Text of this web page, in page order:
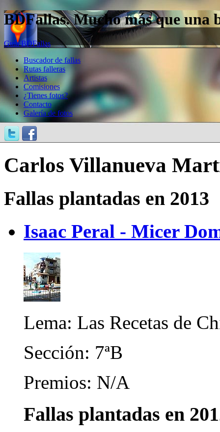
BDFallas. Mucho más que una
Guía BDFallas
Buscador de fallas
Rutas falleras
Artistas
Comisiones
¿Tienes fotos?
Contacto
Galería de fotos
Carlos Villanueva
Fallas plantadas en 2013
Isaac Peral - Micer
Lema: Las Recetas de
Sección: 7ªB
Premios: N/A
Fallas plantadas en